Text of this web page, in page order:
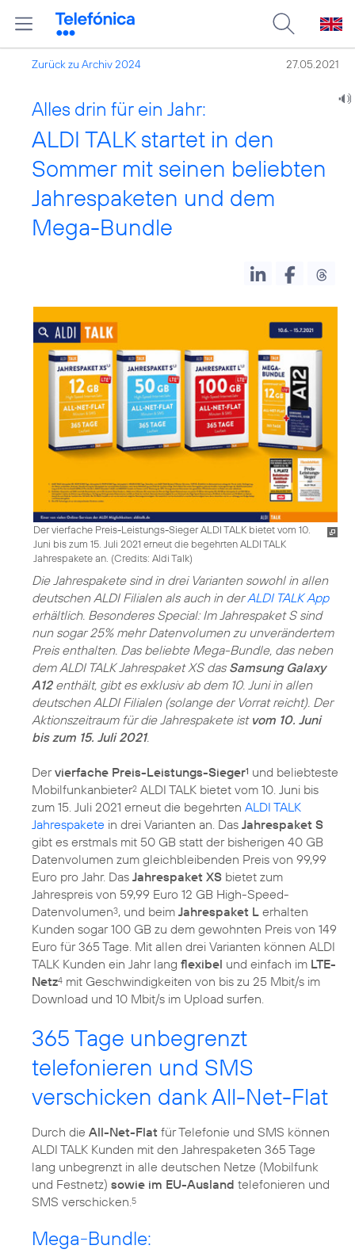
Zurück zu Archiv 2024 27.05.2021
Alles drin für ein Jahr:
ALDI TALK startet in den
Sommer mit seinen beliebten
Jahrespaketen und dem
Mega-Bundle
Der vierfache Preis-Leistungs-Sieger ALDI TALK bietet vom 10.
Juni bis zum 15. Juli 2021 erneut die begehrten ALDI TALK
Jahrespakete an. (Credits: Aldi Talk)
Die Jahrespakete sind in drei Varianten sowohl in allen
deutschen ALDI Filialen als auch in derALDI TALK App
erhältlich. Besonderes Special: Im Jahrespaket S sind
nun sogar 25% mehr Datenvolumen zu unverändertem
Preis enthalten. Das beliebte Mega-Bundle, das neben
dem ALDI TALK Jahrespaket XS das Samsung Galaxy
A12enthält, gibt es exklusiv ab dem 10. Juni in allen
deutschen ALDI Filialen (solange der Vorrat reicht). Der
Aktionszeitraum für die Jahrespakete ist vom 10. Juni
bis zum 15. Juli 2021.
Dervierfache Preis-Leistungs-Sieger1 und beliebteste
Mobilfunkanbieter2 ALDI TALK bietet vom 10. Juni bis
zum 15. Juli 2021 erneut die begehrten ALDI TALK
Jahrespakete in drei Varianten an. Das Jahrespaket S
gibt es erstmals mit 50 GB statt der bisherigen 40 GB
Datenvolumen zum gleichbleibenden Preis von 99,99
Euro pro Jahr. Das Jahrespaket XS bietet zum
Jahrespreis von 59,99 Euro 12 GB High-Speed-
Datenvolumen3, und beim Jahrespaket L erhalten
Kunden sogar 100 GB zu dem gewohnten Preis von 149
Euro für 365 Tage. Mit allen drei Varianten können ALDI
TALK Kunden ein Jahr lang flexibel und einfach im LTE-
Netz4 mit Geschwindigkeiten von bis zu 25 Mbit/s im
Download und 10 Mbit/s im Upload surfen.
365 Tage unbegrenzt
telefonieren und SMS
verschicken dank All-Net-Flat
Durch die All-Net-Flat für Telefonie und SMS können
ALDI TALK Kunden mit den Jahrespaketen 365 Tage
lang unbegrenzt in alle deutschen Netze (Mobilfunk
und Festnetz) sowie im EU-Ausland telefonieren und
SMS verschicken.5
Mega-Bundle: